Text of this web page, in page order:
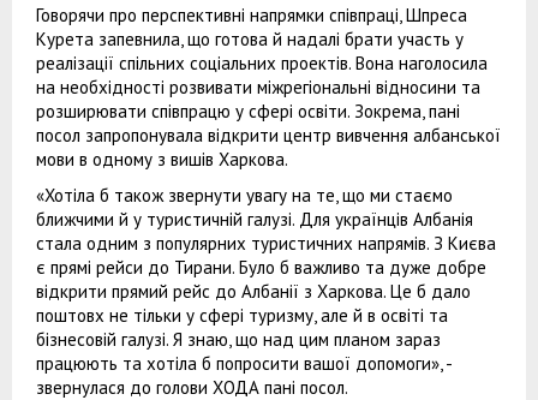
Говорячи про перспективні напрямки співпраці, Шпреса
Курета запевнила, що готова й надалі брати участь у
реалізації спільних соціальних проектів. Вона наголосила
на необхідності розвивати міжрегіональні відносини та
розширювати співпрацю у сфері освіти. Зокрема, пані
посол запропонувала відкрити центр вивчення албанської
мови в одному з вишів Харкова.
«Хотіла б також звернути увагу на те, що ми стаємо
ближчими й у туристичній галузі. Для українців Албанія
стала одним з популярних туристичних напрямів. З Києва
є прямі рейси до Тирани. Було б важливо та дуже добре
відкрити прямий рейс до Албанії з Харкова. Це б дало
поштовх не тільки у сфері туризму, але й в освіті та
бізнесовій галузі. Я знаю, що над цим планом зараз
працюють та хотіла б попросити вашої допомоги», -
звернулася до голови ХОДА пані посол.